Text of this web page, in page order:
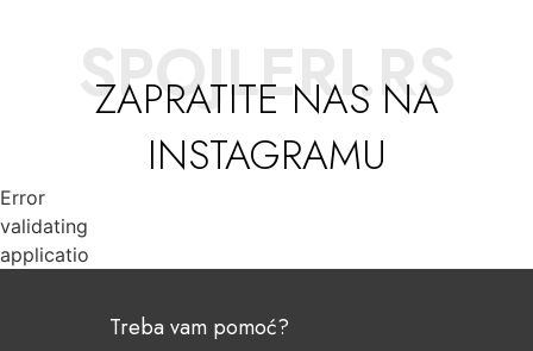
SPOJLERI.RS
ZAPRATITE NAS NA
INSTAGRAMU
Error
validating
application
Treba vam pomoć?